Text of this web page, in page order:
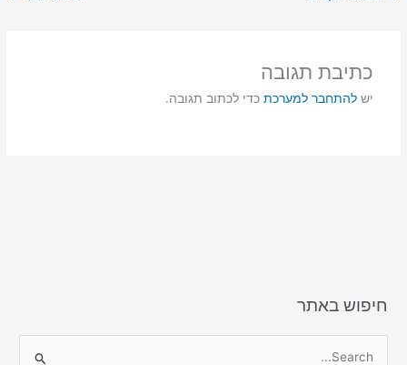
e
o
o
o
o
n
כתיבת תגובה
יש להתחבר למערכתכדי לכתוב תגובה.
חיפוש באתר